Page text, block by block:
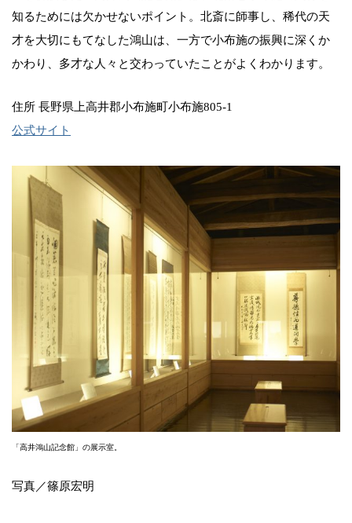
知るためには欠かせないポイント。北斎に師事し、稀代の天
才を大切にもてなした鴻山は、一方で小布施の振興に深くか
かわり、多才な人々と交わっていたことがよくわかります。
住所 長野県上高井郡小布施町小布施805-1
公式サイト
「高井鴻山記念館」の展示室。
写真／篠原宏明